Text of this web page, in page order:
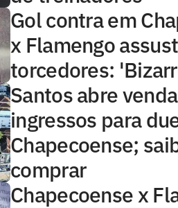
Gol contra em
x Flamengo
torcedores:
Santos abre
ingressos para
Chapecoense;
comprar
Chapecoense x